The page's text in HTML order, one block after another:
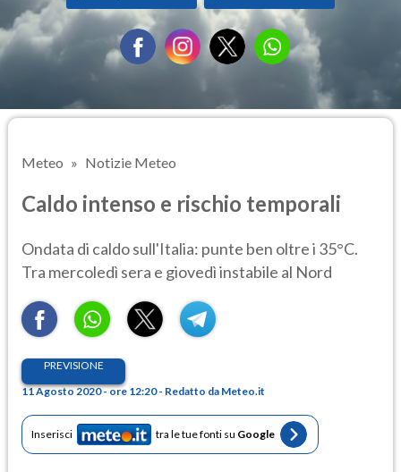
Meteo Notizie Meteo
Caldo intenso e rischio temporali
Ondata di caldo sull'Italia: punte ben oltre i 35°C.
Tra mercoledì sera e giovedì instabile al Nord
PREVISIONE
11 Agosto 2020 - ore 12:20 - Redatto da Meteo.it
Inserisci tra le tue fonti su Google